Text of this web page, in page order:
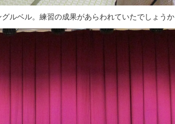
グルベル。練習の成果があらわれていたでしょうか